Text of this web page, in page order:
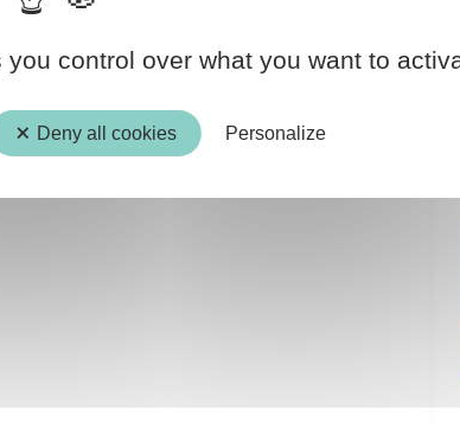
control over what you want to
Deny all cookies Personalize